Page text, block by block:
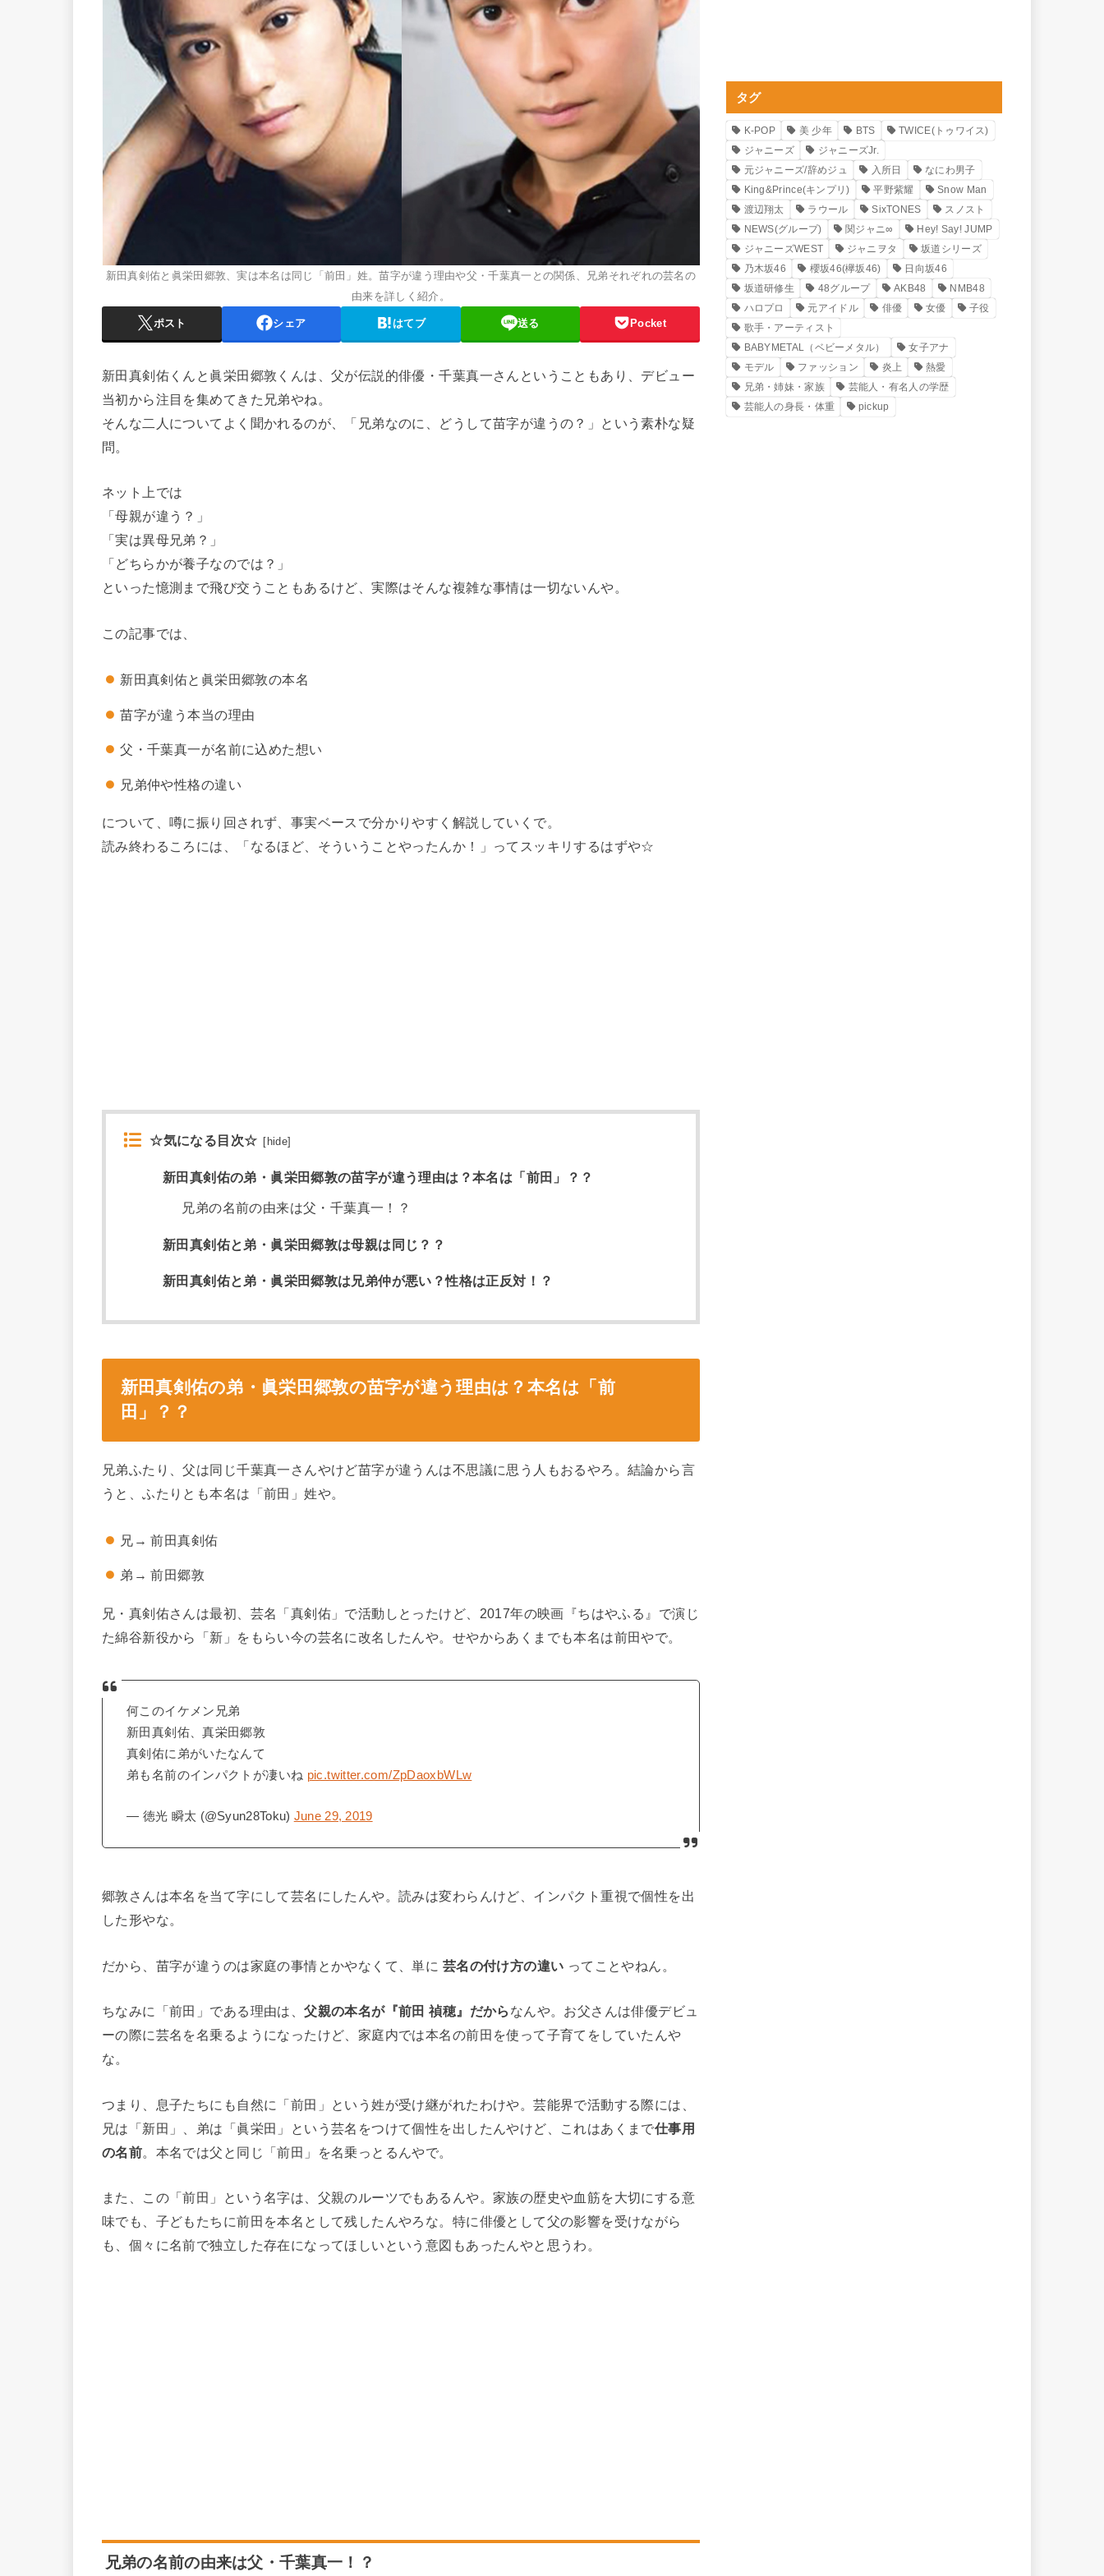
新田真剣佑と眞栄田郷敦、実は本名は同じ「前田」姓。苗字が違う理由や父・千葉真一との関係、兄弟それぞれの芸名の
由来を詳しく紹介。
ポスト シェア はてブ 送る Pocket
新田真剣佑くんと眞栄田郷敦くんは、父が伝説的俳優・千葉真一さんということもあり、デビュー
当初から注目を集めてきた兄弟やね。
そんな二人についてよく聞かれるのが、「兄弟なのに、どうして苗字が違うの？」という素朴な疑
問。
ネット上では
「母親が違う？」
「実は異母兄弟？」
「どちらかが養子なのでは？」
といった憶測まで飛び交うこともあるけど、実際はそんな複雑な事情は一切ないんや。
この記事では、
新田真剣佑と眞栄田郷敦の本名
苗字が違う本当の理由
父・千葉真一が名前に込めた想い
兄弟仲や性格の違い
について、噂に振り回されず、事実ベースで分かりやすく解説していくで。
読み終わるころには、「なるほど、そういうことやったんか！」ってスッキリするはずや☆
☆気になる目次☆ hide
新田真剣佑の弟・眞栄田郷敦の苗字が違う理由は？本名は「前田」？？
兄弟の名前の由来は父・千葉真一！？
新田真剣佑と弟・眞栄田郷敦は母親は同じ？？
新田真剣佑と弟・眞栄田郷敦は兄弟仲が悪い？性格は正反対！？
新田真剣佑の弟・眞栄田郷敦の苗字が違う理由は？本名は「前
田」？？
兄弟ふたり、父は同じ千葉真一さんやけど苗字が違うんは不思議に思う人もおるやろ。結論から言
うと、ふたりとも本名は「前田」姓や。
兄→ 前田真剣佑
弟→ 前田郷敦
兄・真剣佑さんは最初、芸名「真剣佑」で活動しとったけど、2017年の映画『ちはやふる』で演じ
た綿谷新役から「新」をもらい今の芸名に改名したんや。せやからあくまでも本名は前田やで。
何このイケメン兄弟
新田真剣佑、真栄田郷敦
真剣佑に弟がいたなんて
弟も名前のインパクトが凄いね pic.twitter.com/ZpDaoxbWLw
— 徳光 瞬太 (@Syun28Toku) June 29, 2019
郷敦さんは本名を当て字にして芸名にしたんや。読みは変わらんけど、インパクト重視で個性を出
した形やな。
だから、苗字が違うのは家庭の事情とかやなくて、単に 芸名の付け方の違い ってことやねん。
ちなみに「前田」である理由は、父親の本名が『前田 禎穂』だから なんや。お父さんは俳優デビュ
ーの際に芸名を名乗るようになったけど、家庭内では本名の前田を使って子育てをしていたんや
な。
つまり、息子たちにも自然に「前田」という姓が受け継がれたわけや。芸能界で活動する際には、
兄は「新田」、弟は「眞栄田」という芸名をつけて個性を出したんやけど、これはあくまで仕事用
の名前 。本名では父と同じ「前田」を名乗っとるんやで。
また、この「前田」という名字は、父親のルーツでもあるんや。家族の歴史や血筋を大切にする意
味でも、子どもたちに前田を本名として残したんやろな。特に俳優として父の影響を受けながら
も、個々に名前で独立した存在になってほしいという意図もあったんやと思うわ。
兄弟の名前の由来は父・千葉真一！？
タグ
K-POP 美 少年 BTS
TWICE(トゥワイス)
ジャニーズ
ジャニーズJr.
元ジャニーズ/辞めジュ
入所日
なにわ男子
King&Prince(キンプリ)
平野紫耀
Snow Man
渡辺翔太
ラウール SixTONES
スノスト
NEWS(グループ)
関ジャニ∞
Hey! Say! JUMP
ジャニーズWEST
ジャニヲタ
坂道シリーズ
乃木坂46
櫻坂46(欅坂46)
日向坂46
坂道研修生
48グループ AKB48
NMB48
ハロプロ
元アイドル 俳優 女優
子役
歌手・アーティスト
BABYMETAL（ベビーメタル）
女子アナ
モデル
ファッション 炎上
熱愛
兄弟・姉妹・家族
芸能人・有名人の学歴
芸能人の身長・体重
pickup